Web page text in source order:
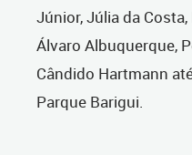
Júnior, Júlia da
Álvaro Albuquerque,
Cândido Hartmann
Parque Barigui.